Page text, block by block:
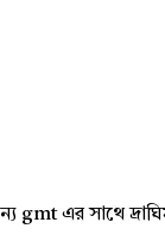
gmt এর সাথে